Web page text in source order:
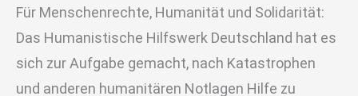
Für Menschenrechte, Humanität und Solidarität:
Das Humanistische Hilfswerk Deutschland hat es
sich zur Aufgabe gemacht, nach Katastrophen
und anderen humanitären Notlagen Hilfe zu